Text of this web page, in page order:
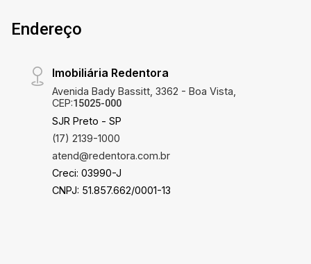
Endereço
Imobiliária Redentora
Avenida Bady Bassitt, 3362 - Boa Vista,
CEP:15025-000
SJR Preto - SP
(17) 2139-1000
atend@redentora.com.br
Creci: 03990-J
CNPJ: 51.857.662/0001-13